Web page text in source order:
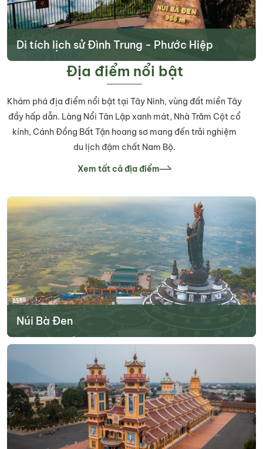
Di tích lịch sử Đình Trung - Phước Hiệp
(phường Gò Dầu)
Tìm hiểu thêm
Địa điểm nổi bật
Khám phá địa điểm nổi bật tại Tây Ninh, vùng đất miền Tây
đầy hấp dẫn. Làng Nổi Tân Lập xanh mát, Nhà Trăm Cột cổ
kính, Cánh Đồng Bất Tận hoang sơ mang đến trải nghiệm
du lịch đậm chất Nam Bộ.
Xem tất cả địa điểm
Núi Bà Đen
chỉ cách khoảng hơn 10km. Với những du khách yêu trải nghiệm và
du lịch núi thì đây chắc chắn sẽ là địa điểm du lịch ở Tây Ninh
Tìm hiểu thêm